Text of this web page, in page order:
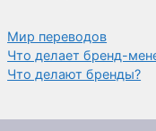
Рубрики
Мир переводов
Что делает бренд-
Что делают бренды?